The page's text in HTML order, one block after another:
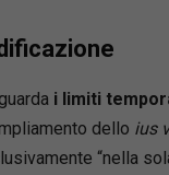
i limiti
dello ius
“nella